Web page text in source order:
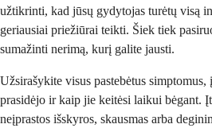
užtikrinti, kad jūsų gydytojas turėtų visą
geriausiai priežiūrai teikti. Šiek tiek
sumažinti nerimą, kurį galite jausti.
Užsirašykite visus pastebėtus
prasidėjo ir kaip jie keitėsi laikui bėgant.
neįprastos išskyros, skausmas arba